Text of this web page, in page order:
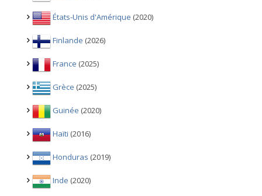
États-Unis d'Amérique (2020)
Finlande (2026)
France (2025)
Grèce (2025)
Guinée (2020)
Haïti (2016)
Honduras (2019)
Inde (2020)